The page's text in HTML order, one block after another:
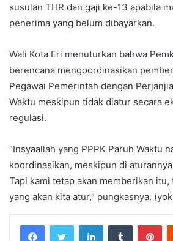
susulan THR dan gaji ke-13 apabila
penerima yang belum dibayarkan.
Wali Kota Eri menuturkan bahwa
berencana mengoordinasikan
Pegawai Pemerintah dengan
Waktu meskipun tidak diatur secara
regulasi.
“Insyaallah yang PPPK Paruh Waktu
koordinasikan, meskipun di
Tapi kami tetap akan memberikan
yang akan kita atur,” pungkasnya.
LinkedInTumblr